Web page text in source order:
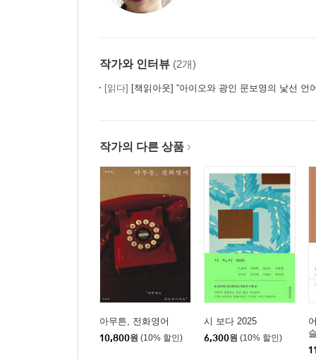
작가와 인터뷰 (2개)
[읽다] [책읽아웃] “아이오와 광인 문보영의 낯선 언어로
작가의 다른 상품
아무튼, 전화영어
10,800원 (10% 할인)
시 보다 2025
6,300원 (10% 할인)